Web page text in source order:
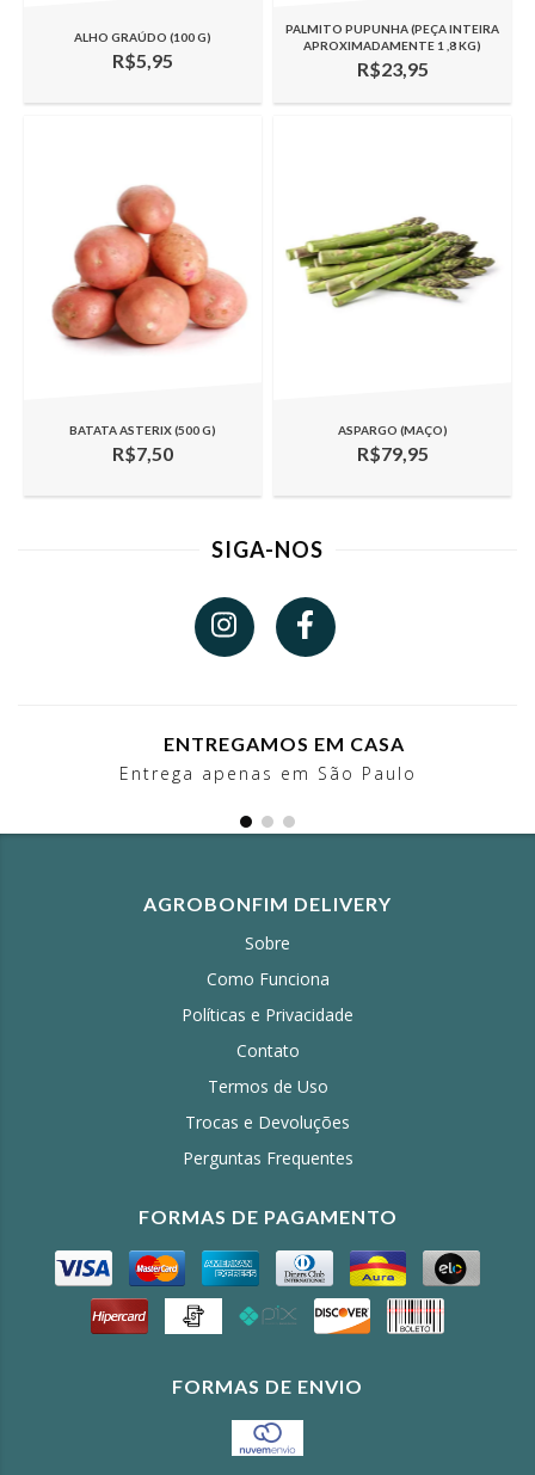
ALHO GRAÚDO (100 G)
R$5,95
PALMITO PUPUNHA (PEÇA INTEIRA
APROXIMADAMENTE 1 ,8 KG)
R$23,95
BATATA ASTERIX (500 G)
R$7,50
ASPARGO (MAÇO)
R$79,95
SIGA-NOS
ENTREGAMOS EM CASA
Entrega apenas em São Paulo
AGROBONFIM DELIVERY
Sobre
Como Funciona
Políticas e Privacidade
Contato
Termos de Uso
Trocas e Devoluções
Perguntas Frequentes
FORMAS DE PAGAMENTO
FORMAS DE ENVIO